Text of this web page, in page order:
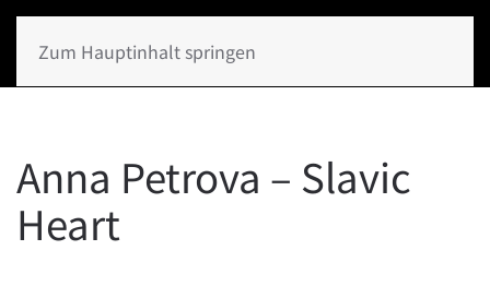
Zum Hauptinhalt springen
Anna Petrova – Slavic
Heart